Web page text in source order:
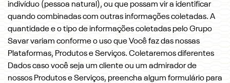
indivíduo (pessoa natural), ou que possam vir a identificar
quando combinadas com outras informações coletadas. A
quantidade e o tipo de informações coletadas pelo Grupo
Savar variam conforme o uso que Você faz das nossas
Plataformas, Produtos e Serviços. Coletaremos diferentes
Dados caso você seja um cliente ou um admirador de
nossos Produtos e Serviços, preencha algum formulário para